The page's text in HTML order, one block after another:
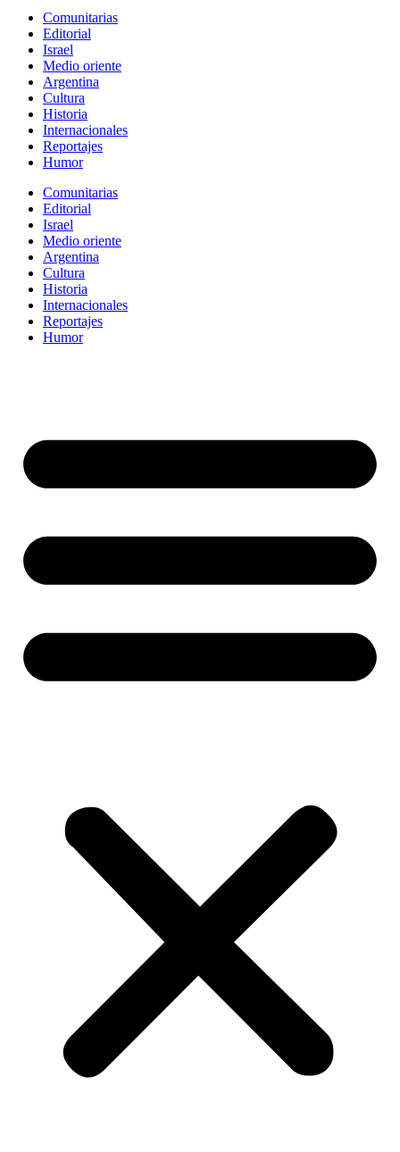
Comunitarias
Editorial
Israel
Medio oriente
Argentina
Cultura
Historia
Internacionales
Reportajes
Humor
Comunitarias
Editorial
Israel
Medio oriente
Argentina
Cultura
Historia
Internacionales
Reportajes
Humor